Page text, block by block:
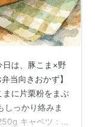
日は、豚こま×野
当向きおかず】
に片栗粉をまぶ
しっかり絡みま
キャベツ：